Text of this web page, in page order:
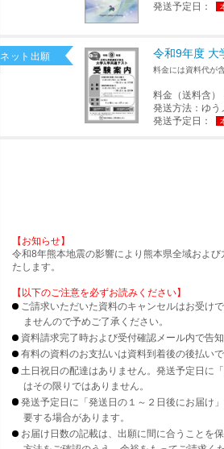
発送予定日：
ネット出願 令和9年度 大
料金には資料代が
料金（送料含）
発送方法： ゆう
発送予定日：
【お知らせ】
令和8年熊本地震の影響により熊本県全域およ
たします。
【以下のご注意を必ずお読みください】
ご請求いただいた資料のキャンセルはお受け
ませんので予めご了承ください。
資料請求完了時および受付確認メール内で告
有料の資料のお支払いは資料到着後の後払い
土日祝日の配達はありません。発送予定日に
はその限りではありません。
発送予定日に「発送日の１～２日後にお届け
要する場合があります。
お届け日数の記載は、出願に間に合うことを